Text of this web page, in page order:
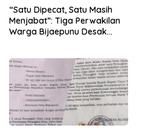
“Satu Dipecat, Satu Masih
Menjabat”: Tiga Perwakilan
Warga Bijaepunu Desak